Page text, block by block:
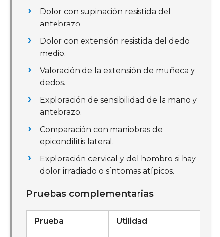
Dolor con supinación resistida del
antebrazo.
Dolor con extensión resistida del dedo
medio.
Valoración de la extensión de muñeca y
dedos.
Exploración de sensibilidad de la mano y
antebrazo.
Comparación con maniobras de
epicondilitis lateral.
Exploración cervical y del hombro si hay
dolor irradiado o síntomas atípicos.
Pruebas complementarias
Prueba Utilidad